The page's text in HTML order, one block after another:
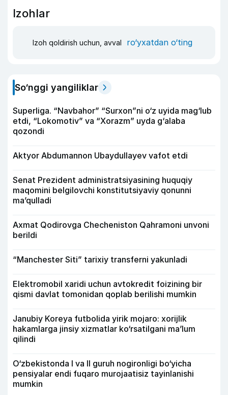
Izohlar
Izoh qoldirish uchun, avval ro‘yxatdan o‘ting
So‘nggi yangiliklar
Superliga. “Navbahor” “Surxon”ni o‘z uyida mag‘lub
etdi, “Lokomotiv” va “Xorazm” uyda g‘alaba
qozondi
Aktyor Abdu­mannon Ubaydullayev vafot etdi
Senat Prezident administratsiyasining huquqiy
maqomini belgilovchi konstitutsiyaviy qonunni
ma’qulladi
Axmat Qodirovga Checheniston Qahramoni unvoni
berildi
“Manchester Siti” tarixiy transferni yakunladi
Elektromobil xaridi uchun avtokredit foizining bir
qismi davlat tomonidan qoplab berilishi mumkin
Janubiy Koreya futbolida yirik mojaro: xorijlik
hakamlarga jinsiy xizmatlar ko‘rsatilgani ma’lum
qilindi
O‘zbekistonda I va II guruh nogironligi bo‘yicha
pensiyalar endi fuqaro murojaatisiz tayinlanishi
mumkin